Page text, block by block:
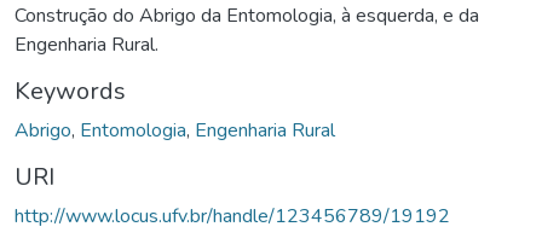
Construção do Abrigo da Entomologia, à esquerda, e da
Engenharia Rural.
Keywords
Abrigo, Entomologia, Engenharia Rural
URI
http://www.locus.ufv.br/handle/123456789/19192